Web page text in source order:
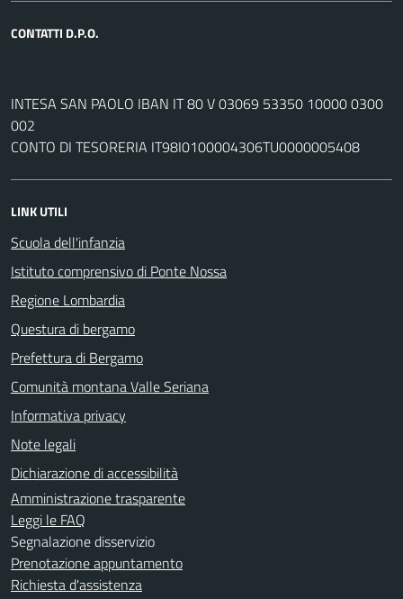
CONTATTI D.P.O.
INTESA SAN PAOLO IBAN IT 80 V 03069 53350 10000 0300
002
CONTO DI TESORERIA IT98I0100004306TU0000005408
LINK UTILI
Scuola dell'infanzia
Istituto comprensivo di Ponte Nossa
Regione Lombardia
Questura di bergamo
Prefettura di Bergamo
Comunità montana Valle Seriana
Informativa privacy
Note legali
Dichiarazione di accessibilità
Amministrazione trasparente
Leggi le FAQ
Segnalazione disservizio
Prenotazione appuntamento
Richiesta d'assistenza